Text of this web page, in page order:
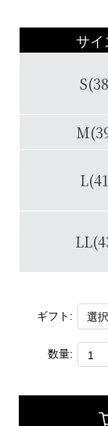
サイ
ギフト:
数量: